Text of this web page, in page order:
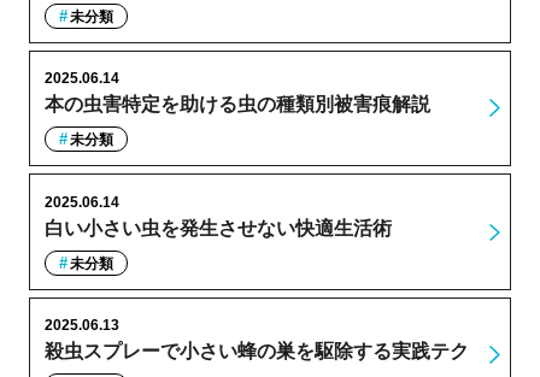
未分類
本の虫害特定を助ける虫の種類別被害痕解説
2025.06.14
未分類
白い小さい虫を発生させない快適生活術
2025.06.14
未分類
殺虫スプレーで小さい蜂の巣を駆除する実践テク
2025.06.13